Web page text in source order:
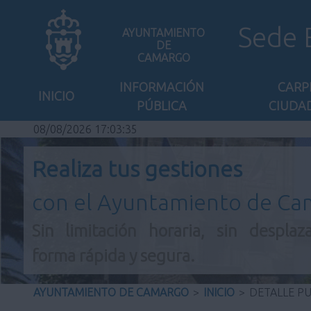
AYUNTAMIENTO
DE
CAMARGO
Sede
INICIO
INFORMACIÓN
PÚBLICA
08/08/2026 17:03:35
Realiza tus gestiones
con el Ayuntamiento de
AYUNTAMIENTO DE CAMARGO > INICIO > DETALLE